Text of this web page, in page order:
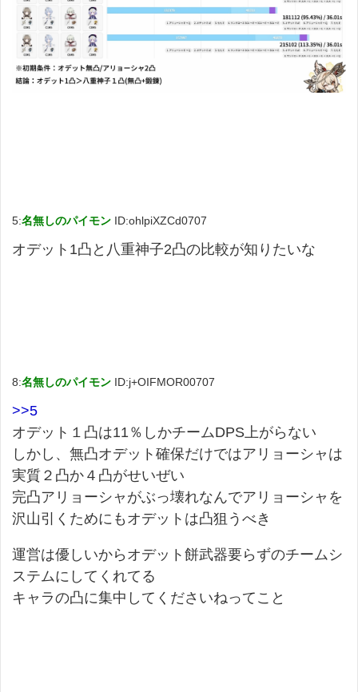
5:名無しのパイモン ID:ohlpiXZCd0707
オデット1凸と八重神子2凸の比較が知りたいな
8:名無しのパイモン ID:j+OIFMOR00707
>>5
オデット１凸は11％しかチームDPS上がらない
しかし、無凸オデット確保だけではアリョーシャは
実質２凸か４凸がせいぜい
完凸アリョーシャがぶっ壊れなんでアリョーシャを
沢山引くためにもオデットは凸狙うべき
運営は優しいからオデット餅武器要らずのチームシ
ステムにしてくれてる
キャラの凸に集中してくださいねってこと